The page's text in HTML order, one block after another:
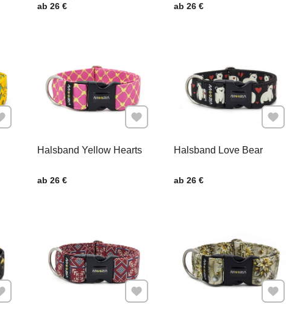
Preis mit MwSt.
ab 26 € Preis mit MwSt.
ab 26 €
Favoriten hinzufügen
Halsband Yellow Hearts
Preis mit MwSt.
ab 26 €
Zu Favoriten hinzufügen
Halsband Love Bear
Preis mit MwSt.
ab 26 €
Zu
Favoriten hinzufügen Zu Favoriten hinzufügen Zu